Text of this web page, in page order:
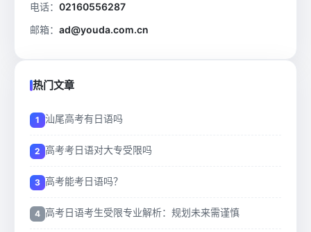
电话： 02160556287
邮箱： ad@youda.com.cn
热门文章
汕尾高考有日语吗
高考考日语对大专受限吗
高考能考日语吗？
高考日语考生受限专业解析：规划未来需谨慎